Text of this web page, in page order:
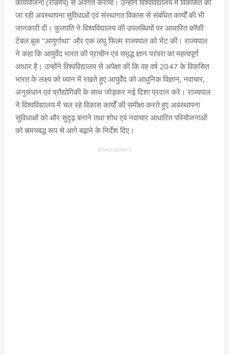
जा रही अवस्थापना सुविधाओं एवं संस्थागत विकास से संबंधित कार्यों की भी
जानकारी दी। कुलपति ने विश्वविद्यालय की उपलब्धियों पर आधारित कॉफी
टेबल बुक ‘‘आयुर्गाथा’’ और एक लघु फिल्म राज्यपाल को भेंट की। राज्यपाल
ने कहा कि आयुर्वेद भारत की प्राचीन एवं समृद्ध ज्ञान परंपरा का महत्वपूर्ण
आधार है। उन्होंने विश्वविद्यालय से अपेक्षा की कि वह वर्ष 2047 के विकसित
भारत के लक्ष्य को ध्यान में रखते हुए आयुर्वेद को आधुनिक विज्ञान, नवाचार,
अनुसंधान एवं प्रौद्योगिकी के साथ जोड़कर नई दिशा प्रदान करे। राज्यपाल
ने विश्वविद्यालय में चल रहे विकास कार्यों की समीक्षा करते हुए अवस्थापना
सुविधाओं को और सुदृढ़ बनाने तथा शोध एवं नवाचार आधारित परियोजनाओं
को समयबद्ध रूप से आगे बढ़ाने के निर्देश दिए।
Advertisement